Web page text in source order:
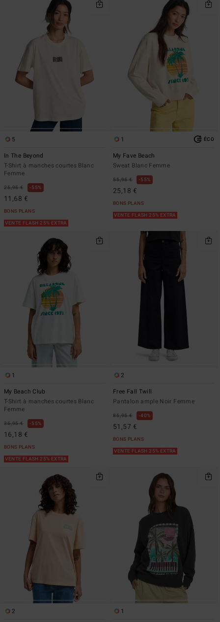
5
In The Beyond
T-Shirt à manches courtes Blanc
Femme
25,95 € 55%
11,68 €
BONS PLANS
VENTE FLASH 25% EXTRA
1 ÉCO
My Fave Beach
Sweat Blanc Femme
55,95 € 55%
25,18 €
BONS PLANS
VENTE FLASH 25% EXTRA
1
My Beach Club
T-Shirt à manches courtes Blanc
Femme
35,95 € 55%
16,18 €
BONS PLANS
VENTE FLASH 25% EXTRA
2
Free Fall Twill
Pantalon ample Noir Femme
85,95 € 40%
51,57 €
BONS PLANS
VENTE FLASH 25% EXTRA
2
1